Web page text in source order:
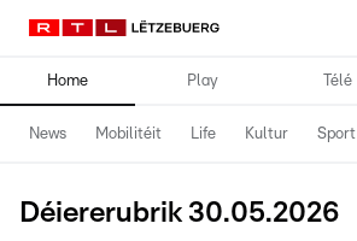
Home Play Télé
News Mobilitéit Life Kultur Sport
Déiererubrik 30.05.2026